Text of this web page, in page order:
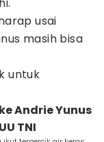
usai
masih bisa
untuk
Andrie Yunus
TNI